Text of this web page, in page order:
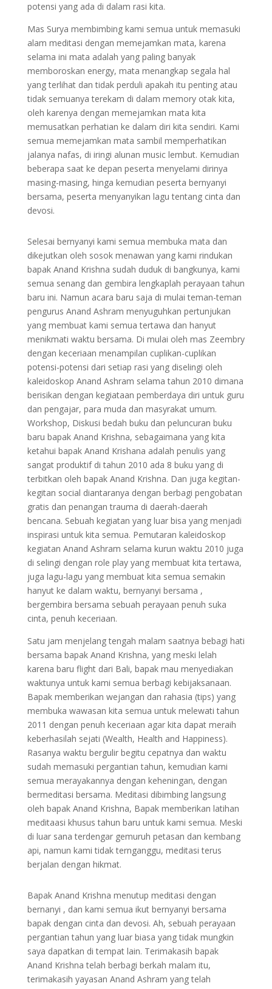
potensi yang ada di dalam rasi kita.
Mas Surya membimbing kami semua untuk memasuki
alam meditasi dengan memejamkan mata, karena
selama ini mata adalah yang paling banyak
memboroskan energy, mata menangkap segala hal
yang terlihat dan tidak perduli apakah itu penting atau
tidak semuanya terekam di dalam memory otak kita,
oleh karenya dengan memejamkan mata kita
memusatkan perhatian ke dalam diri kita sendiri. Kami
semua memejamkan mata sambil memperhatikan
jalanya nafas, di iringi alunan music lembut. Kemudian
beberapa saat ke depan peserta menyelami dirinya
masing-masing, hinga kemudian peserta bernyanyi
bersama, peserta menyanyikan lagu tentang cinta dan
devosi.
Selesai bernyanyi kami semua membuka mata dan
dikejutkan oleh sosok menawan yang kami rindukan
bapak Anand Krishna sudah duduk di bangkunya, kami
semua senang dan gembira lengkaplah perayaan tahun
baru ini. Namun acara baru saja di mulai teman-teman
pengurus Anand Ashram menyuguhkan pertunjukan
yang membuat kami semua tertawa dan hanyut
menikmati waktu bersama. Di mulai oleh mas Zeembry
dengan keceriaan menampilan cuplikan-cuplikan
potensi-potensi dari setiap rasi yang diselingi oleh
kaleidoskop Anand Ashram selama tahun 2010 dimana
berisikan dengan kegiataan pemberdaya diri untuk guru
dan pengajar, para muda dan masyrakat umum.
Workshop, Diskusi bedah buku dan peluncuran buku
baru bapak Anand Krishna, sebagaimana yang kita
ketahui bapak Anand Krishana adalah penulis yang
sangat produktif di tahun 2010 ada 8 buku yang di
terbitkan oleh bapak Anand Krishna. Dan juga kegitan-
kegitan social diantaranya dengan berbagi pengobatan
gratis dan penangan trauma di daerah-daerah
bencana. Sebuah kegiatan yang luar bisa yang menjadi
inspirasi untuk kita semua. Pemutaran kaleidoskop
kegiatan Anand Ashram selama kurun waktu 2010 juga
di selingi dengan role play yang membuat kita tertawa,
juga lagu-lagu yang membuat kita semua semakin
hanyut ke dalam waktu, bernyanyi bersama ,
bergembira bersama sebuah perayaan penuh suka
cinta, penuh keceriaan.
Satu jam menjelang tengah malam saatnya bebagi hati
bersama bapak Anand Krishna, yang meski lelah
karena baru flight dari Bali, bapak mau menyediakan
waktunya untuk kami semua berbagi kebijaksanaan.
Bapak memberikan wejangan dan rahasia (tips) yang
membuka wawasan kita semua untuk melewati tahun
2011 dengan penuh keceriaan agar kita dapat meraih
keberhasilah sejati (Wealth, Health and Happiness).
Rasanya waktu bergulir begitu cepatnya dan waktu
sudah memasuki pergantian tahun, kemudian kami
semua merayakannya dengan keheningan, dengan
bermeditasi bersama. Meditasi dibimbing langsung
oleh bapak Anand Krishna, Bapak memberikan latihan
meditaasi khusus tahun baru untuk kami semua. Meski
di luar sana terdengar gemuruh petasan dan kembang
api, namun kami tidak ternganggu, meditasi terus
berjalan dengan hikmat.
Bapak Anand Krishna menutup meditasi dengan
bernanyi , dan kami semua ikut bernyanyi bersama
bapak dengan cinta dan devosi. Ah, sebuah perayaan
pergantian tahun yang luar biasa yang tidak mungkin
saya dapatkan di tempat lain. Terimakasih bapak
Anand Krishna telah berbagi berkah malam itu,
terimakasih yayasan Anand Ashram yang telah